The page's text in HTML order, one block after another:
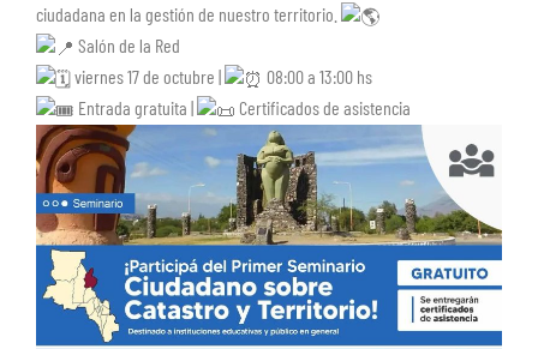
ciudadana en la gestión de nuestro territorio.
Salón de la Red
viernes 17 de octubre |
08:00 a 13:00 hs
Entrada gratuita |
Certificados de asistencia